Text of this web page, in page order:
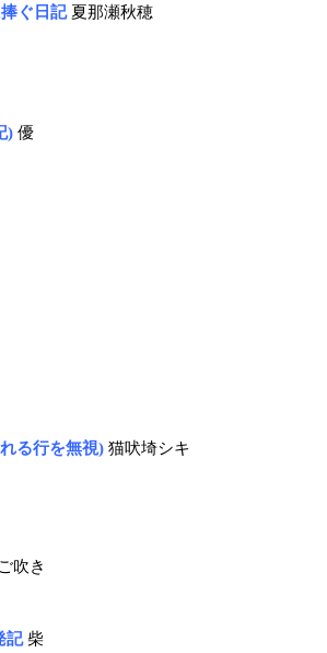
ぐ日記 夏那瀬秋穂
) 優
る行を無視) 猫吠埼シキ
吹き
記 柴